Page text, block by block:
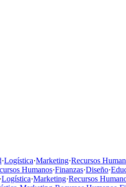
·Logística·Marketing·Recursos
Humanos·Finanzas·Diseño·
·Logística·Marketing·Recursos